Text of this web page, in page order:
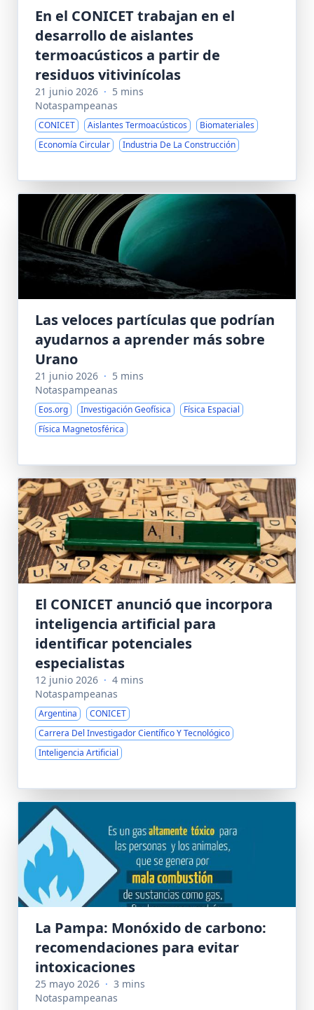
En el CONICET trabajan en el
desarrollo de aislantes
termoacústicos a partir de
residuos vitivinícolas
21 junio 2026 · 5 mins
Notaspampeanas
CONICET Aislantes Termoacústicos
Biomateriales
Economía Circular
Industria De La Construcción
Las veloces partículas que podrían
ayudarnos a aprender más sobre
Urano
21 junio 2026 · 5 mins
Notaspampeanas
Eos.org Investigación Geofísica
Física Espacial
Física Magnetosférica
El CONICET anunció que incorpora
inteligencia artificial para
identificar potenciales
especialistas
12 junio 2026 · 4 mins
Notaspampeanas
Argentina
CONICET
Carrera Del Investigador Científico Y Tecnológico
Inteligencia Artificial
La Pampa: Monóxido de carbono:
recomendaciones para evitar
intoxicaciones
25 mayo 2026 · 3 mins
Notaspampeanas